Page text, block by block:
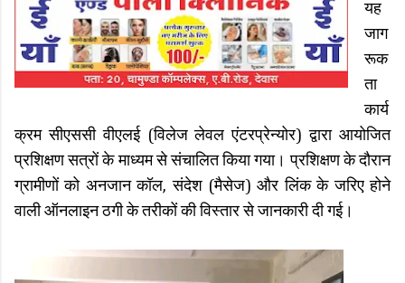
यह
जाग
रूक
ता
कार्य
क्रम सीएससी वीएलई (विलेज लेवल एंटरप्रेन्योर) द्वारा आयोजित
प्रशिक्षण सत्रों के माध्यम से संचालित किया गया। प्रशिक्षण के दौरान
ग्रामीणों को अनजान कॉल, संदेश (मैसेज) और लिंक के जरिए होने
वाली ऑनलाइन ठगी के तरीकों की विस्तार से जानकारी दी गई।